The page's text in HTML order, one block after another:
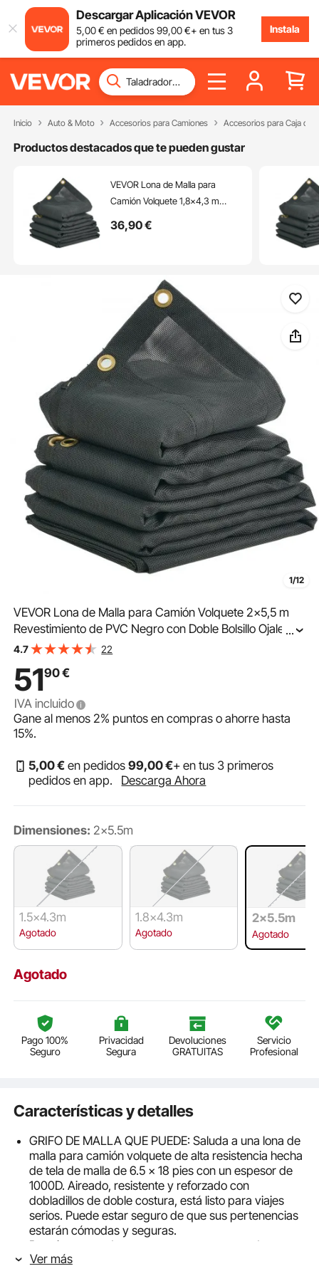
Descargar Aplicación VEVOR
5,00€ en pedidos99,00€+ en tus 3
primeros pedidos en app.
Instala
Inicio Auto & Moto Accesorios para Camiones Accesorios para Caja de
Productos destacados que te pueden gustar
VEVOR Lona de Malla para
Camión Volquete 1,8x4,3 m
con Doble Bolsillo Ojales de
Camión Volquete Manual o
Eléctrico
36,90€
1/12
VEVOR Lona de Malla para Camión Volquete 2x5,5 m
Revestimiento de PVC Negro con Doble Bolsillo Ojales
de Latón, Correa Reforzada con Doble Costura para
...
4.7 22
5190€
IVA incluido
Gane al menos2% puntos en compras o ahorre hasta
15%.
5,00€ en pedidos99,00€+ en tus 3 primeros
pedidos en app.
Descarga Ahora
Dimensiones: 2×5.5m
1.5×4.3m
Agotado
1.8×4.3m
Agotado
2×5.5m
Agotado
Agotado
Pago 100%
Seguro
Privacidad
Segura
Devoluciones
GRATUITAS
Servicio
Profesional
Características y detalles
GRIFO DE MALLA QUE PUEDE: Saluda a una lona de
malla para camión volquete de alta resistencia hecha
de tela de malla de 6.5 x 18 pies con un espesor de
1000D. Aireado, resistente y reforzado con
dobladillos de doble costura, está listo para viajes
serios. Puede estar seguro de que sus pertenencias
estarán cómodas y seguras.
Proteja sus productos: no se preocupe por derrames
o caídas con nuestro kit de lona para remolque
Ver más